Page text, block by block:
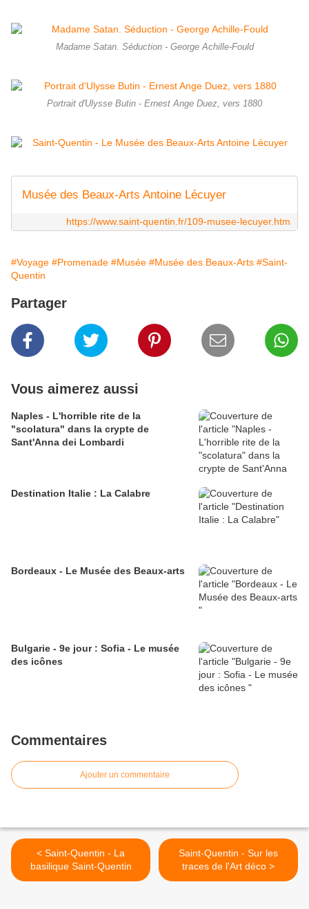
Madame Satan. Séduction - George Achille-Fould
Portrait d'Ulysse Butin - Ernest Ange Duez, vers 1880
Musée des Beaux-Arts Antoine Lécuyer
https://www.saint-quentin.fr/109-musee-lecuyer.htm
#Voyage #Promenade #Musée #Musée des Beaux-Arts #Saint-
Quentin
Partager
Vous aimerez aussi
Naples - L'horrible rite de la
"scolatura" dans la crypte de
Sant'Anna dei Lombardi
Destination Italie : La Calabre
Bordeaux - Le Musée des Beaux-arts
Bulgarie - 9e jour : Sofia - Le musée
des icônes
Commentaires
Ajouter un commentaire
< Saint-Quentin - La
basilique Saint-Quentin
Saint-Quentin - Sur les
traces de l'Art déco >